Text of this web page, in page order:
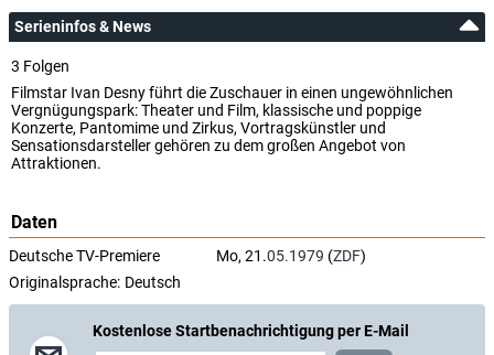
Serieninfos & News
3 Folgen
Filmstar Ivan Desny führt die Zuschauer in einen ungewöhnlichen
Vergnügungspark: Theater und Film, klassische und poppige
Konzerte, Pantomime und Zirkus, Vortragskünstler und
Sensationsdarsteller gehören zu dem großen Angebot von
Attraktionen.
Daten
Deutsche TV-Premiere Mo, 21.05.1979 (ZDF)
Originalsprache: Deutsch
Kostenlose Startbenachrichtigung per E-Mail